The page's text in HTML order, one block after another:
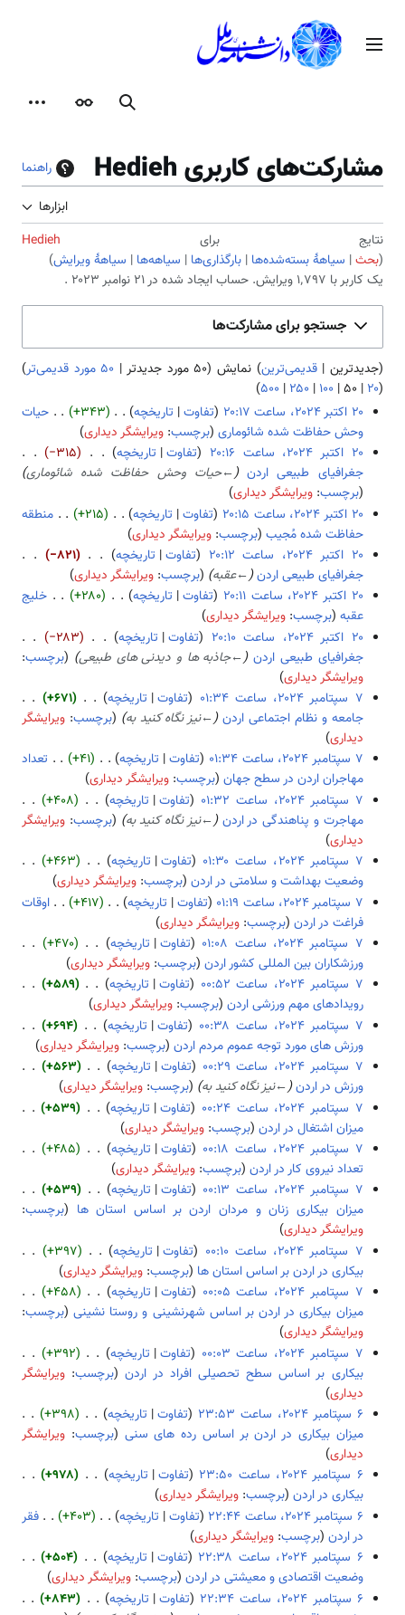
محتوامنوی اصلی
جستجوظاهر
مشارکت‌های کاربری Hedieh
راهنما
ابزارها
نتایج برای Hedieh
بحث سیاههٔ بسته‌شده‌ها بارگذاری‌ها سیاهه‌ها سیاههٔ ویرایش
یک کاربر با ۱٬۷۹۷ ویرایش. حساب ایجاد شده در ‏۲۱ نوامبر ۲۰۲۳ .
جستجو برای مشارکت‌ها
(جدیدترین|قدیمی‌ترین) نمایش (۵۰ مورد جدیدتر | ۵۰ مورد قدیمی‌تر
)
(۲۰ | ۵۰| ۱۰۰ | ۲۵۰ | ۵۰۰)
۴
‏۲۰ اکتبر ۲۰۲۴، ساعت ۲۰:۱۷ تفاوت تاریخچه +۳۴۳
حیات
وحش حفاظت شده شائوماری
ب
د
و
ن
خ
ل
ا
ص
ۀ
و
ی
ا
ش
برچسب:ویرایشگر دیداری
‏۲۰ اکتبر ۲۰۲۴، ساعت ۲۰:۱۶
تفاوت تاریخچه
−۳۱۵
جغرافیای طبیعی اردن
←حیات وحش حفاظت شده شائوماری
برچسب:ویرایشگر دیداری
‏۲۰ اکتبر ۲۰۲۴، ساعت ۲۰:۱۵
تفاوت تاریخچه +۲۱۵
منطقه
حفاظت شده مُجیب
ب
د
و
ن
خ
ل
ا
ص
ۀ
و
ی
ر
ا
ش
برچسب:ویرایشگر دیداری
‏۲۰ اکتبر ۲۰۲۴، ساعت ۲۰:۱۲
تفاوت تاریخچه
−۸۲۱
جغرافیای طبیعی اردن ←عقبه برچسب:ویرایشگر دیداری
‏۲۰ اکتبر ۲۰۲۴، ساعت ۲۰:۱۱
تفاوت تاریخچه +۲۸۰
خلیج
عقبه
ب
د
و
ن
خ
ل
ا
ص
ۀ
و
ی
ر
ی
ش
برچسب:ویرایشگر دیداری
‏۲۰ اکتبر ۲۰۲۴، ساعت ۲۰:۱۰
تفاوت تاریخچه
−۲۸۳
جغرافیای طبیعی اردن ←جاذبه ها و دیدنی های طبیعی برچسب:
ویرایشگر دیداری
۴
تفاوت تاریخچه
+۶۷۱
جامعه و نظام اجتماعی اردن ←نیز نگاه کنید به برچسب: ویرایشگر
دیداری
تفاوت تاریخچه +۴۱
تعداد
مهاجران اردن در سطح جهان
ب
د
و
ن
خ
ل
ا
ص
ۀ
و
ر
ی
برچسب:ویرایشگر دیداری
تفاوت تاریخچه
+۴۰۸
مهاجرت و پناهندگی در اردن ←نیز نگاه کنید به برچسب: ویرایشگر
دیداری
تفاوت تاریخچه
+۴۶۳
وضعیت بهداشت و سلامتی در اردن
ب
د
و
ن
خ
ل
ا
ص
ۀ
ی
ا
برچسب:ویرایشگر دیداری
تفاوت تاریخچه +۴۱۷
اوقات
فراغت در اردن
ب
د
و
ن
خ
ل
ا
ص
ۀ
ی
ر
ا
ش
برچسب:ویرایشگر دیداری
تفاوت تاریخچه
+۴۷۰
ورزشكاران بين المللی کشور اردن
ب
د
و
ن
خ
ل
ا
ص
ۀ
و
ی
ی
ش
برچسب:ویرایشگر دیداری
تفاوت تاریخچه
+۵۸۹
رویدادهای مهم ورزشی اردن
ب
د
و
ن
خ
ل
ا
ص
ۀ
و
ی
ر
ی
برچسب:ویرایشگر دیداری
تفاوت تاریخچه
+۶۹۴
ورزش های مورد توجه عموم مردم اردن
ب
د
و
ن
خ
ل
ا
ص
ۀ
و
ر
ش
برچسب:ویرایشگر دیداری
تفاوت تاریخچه
+۵۶۳
ورزش در اردن ←نیز نگاه کنید به برچسب:ویرایشگر دیداری
تفاوت تاریخچه
+۵۳۹
میزان اشتغال در اردن
ب
د
و
ن
خ
ل
ا
ص
ۀ
و
ی
ا
ی
ش
برچسب:ویرایشگر دیداری
تفاوت تاریخچه
+۴۸۵
تعداد نیروی کار در اردن
ب
د
و
ن
خ
ل
ا
ص
ۀ
و
ی
ر
ی
ش
برچسب:ویرایشگر دیداری
تفاوت تاریخچه
+۵۳۹
میزان بیکاری زنان و مردان اردن بر اساس استان ها
ب
د
و
ن
خ
ل
ا
ص
ۀ
و
ی
ر
ا
ش
برچسب:
ویرایشگر دیداری
تفاوت تاریخچه
+۳۹۷
بيكاری در اردن بر اساس استان ها
ب
د
و
ن
خ
ل
ا
ص
ۀ
و
ی
ر
ا
ی
ش
برچسب:ویرایشگر دیداری
تفاوت تاریخچه
+۴۵۸
ميزان بيكاری در اردن بر اساس شهرنشينی و روستا نشينی
ب
د
و
ن
خ
ل
ا
ص
ۀ
و
ی
ر
ی
ش
برچسب:
ویرایشگر دیداری
تفاوت تاریخچه
+۳۹۲
بيكاری بر اساس سطح تحصيلی افراد در اردن
ب
د
و
ن
خ
ل
ا
ص
ۀ
و
ی
برچسب: ویرایشگر
دیداری
۲
تفاوت تاریخچه
+۳۹۸
ميزان بيكاری در اردن بر اساس رده های سنی
ب
د
و
ن
خ
ل
ا
ص
برچسب: ویرایشگر
دیداری
تفاوت تاریخچه
+۹۷۸
بیکاری در اردن
ب
د
و
ن
خ
برچسب:ویرایشگر دیداری
تفاوت تاریخچه +۴۰۳
فقر
در اردن
ب
د
و
برچسب:ویرایشگر دیداری
تفاوت تاریخچه
+۵۰۴
وضعيت اقتصادی و معيشتی در اردن
ب
برچسب:ویرایشگر دیداری
تفاوت تاریخچه
+۸۴۳